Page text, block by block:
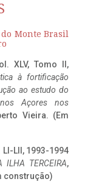
do Monte Brasil
XLV, Tomo II,
à fortificação
ao estudo do
Açores nos
Vieira. (Em
LI-LII, 1993-1994
ILHA TERCEIRA,
construção)